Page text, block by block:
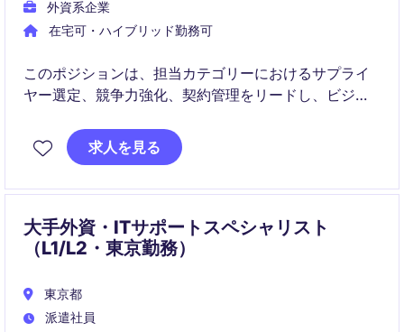
外資系企業
在宅可・ハイブリッド勤務可
このポジションは、担当カテゴリーにおけるサプライ
ヤー選定、競争力強化、契約管理をリードし、ビジネ
市場動向の分析からRFI/RFPの推進、サプライヤー関係
の最適化まで、調達領域で幅広い裁量を発揮できる役
求人を見る
大手外資・ITサポートスペシャリスト
（L1/L2・東京勤務）
東京都
派遣社員